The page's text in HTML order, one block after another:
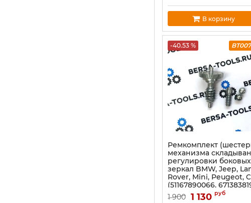
В корзину
-40.53 %
Ремкомплект
механизма
регулировки боковых
зеркал BMW, Jeep,
Rover, Mini, Peugeot,
(51167890066,
1 900 1 130 руб